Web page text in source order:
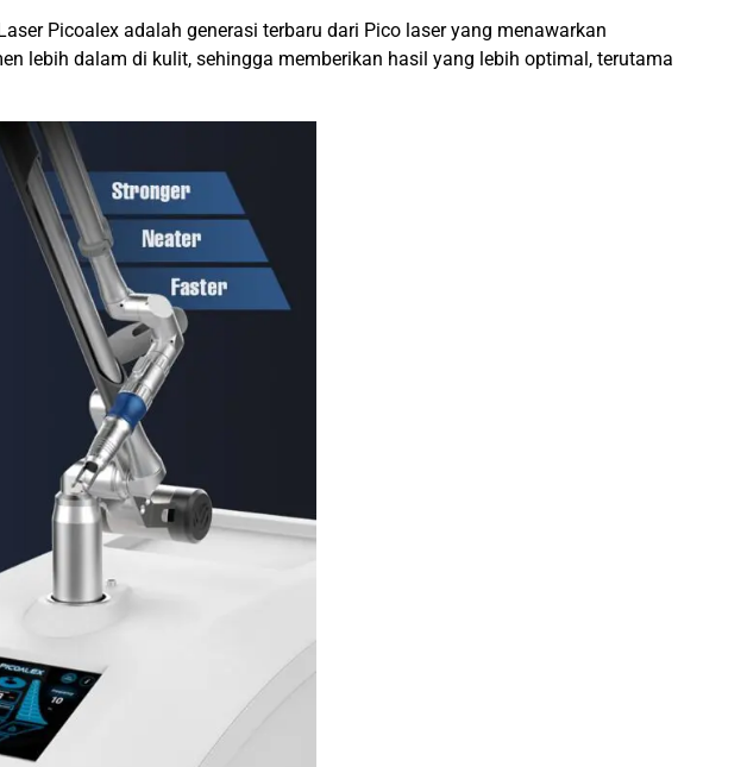
Picoalex adalah generasi terbaru dari Pico laser yang menawarkan
lebih dalam di kulit, sehingga memberikan hasil yang lebih optimal, terutama